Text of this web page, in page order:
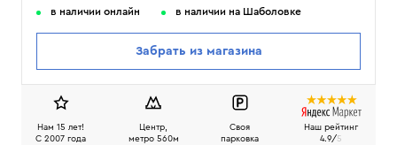
в наличии онлайн в наличии на Шаболовке
Забрать из магазина
Нам 15 лет!
C 2007 года
Центр,
метро 560м
Своя
парковка
Наш рейтинг
4.9/5